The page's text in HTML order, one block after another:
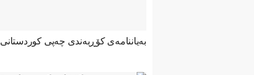
بەیاننامەی کۆڕبەندی چەپی کوردستانی